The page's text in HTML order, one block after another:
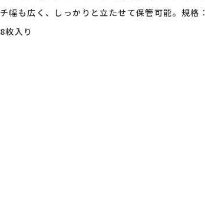
チ幅も広く、しっかりと立たせて保管可能。規格：
8枚入り